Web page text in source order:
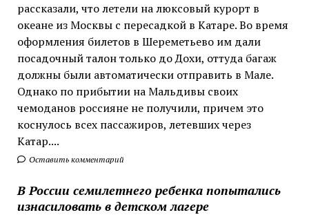
рассказали, что летели на люксовый курорт в
океане из Москвы с пересадкой в Катаре. Во время
оформления билетов в Шереметьево им дали
посадочный талон только до Дохи, оттуда багаж
должны были автоматически отправить в Мале.
Однако по прибытии на Мальдивы своих
чемоданов россияне не получили, причем это
коснулось всех пассажиров, летевших через
Катар....
Оставить комментарий
В России семилетнего ребенка попытались
изнасиловать в детском лагере